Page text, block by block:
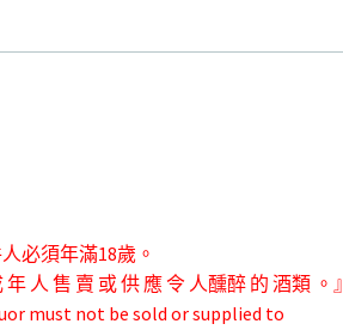
必須年滿18歲。
人 售 賣 或 供 應 令 人醺醉 的 酒類 。』
must not be sold or supplied to